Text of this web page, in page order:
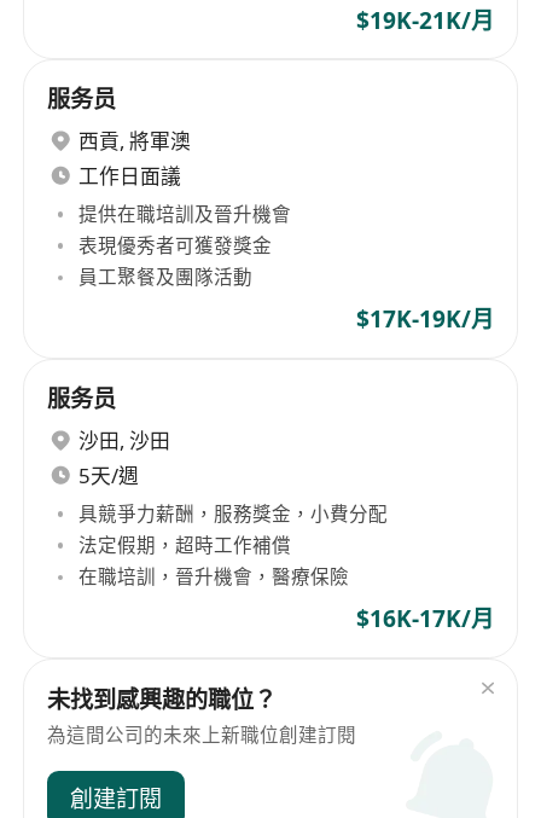
$19K-21K/月
服务员
西貢, 將軍澳
工作日面議
提供在職培訓及晉升機會
表現優秀者可獲發獎金
員工聚餐及團隊活動
$17K-19K/月
服务员
沙田, 沙田
5天/週
具競爭力薪酬，服務獎金，小費分配
法定假期，超時工作補償
在職培訓，晉升機會，醫療保險
$16K-17K/月
未找到感興趣的職位？
為這間公司的未來上新職位創建訂閱
創建訂閱